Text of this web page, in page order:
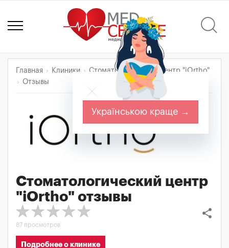
Главная Клиники
Стоматологический центр "iOrtho"
Отзывы
Стоматологический центр
"iOrtho" отзывы
share
87 просмотров
Подробнее о клинике
Українською краще →